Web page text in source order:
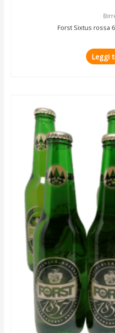
Forst Sixtus rossa
Leggi